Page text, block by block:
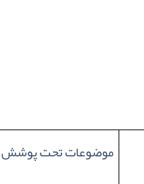
موضوعات تحت پوشش